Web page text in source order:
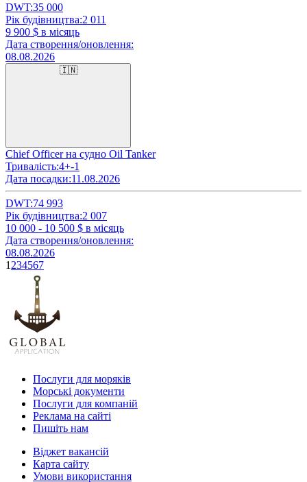
DWT:35 000
Рік будівництва:2 011
9 900 $ в місяць
Дата створення/оновлення:
08.08.2026
🇮🇳
Chief Officer на судно Oil Tanker
Тривалість:4+-1
Дата посадки:11.08.2026
DWT:74 993
Рік будівництва:2 007
10 000 - 10 500 $ в місяць
Дата створення/оновлення:
08.08.2026
1 234567
Послуги для моряків
Морські документи
Послуги для компаній
Реклама на сайті
Пишіть нам
Віджет вакансій
Карта сайту
Умови використання